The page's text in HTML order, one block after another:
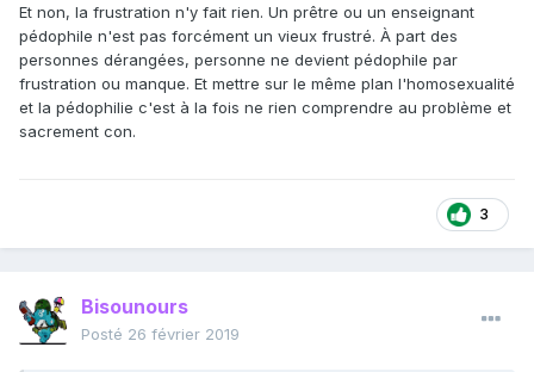
Et non, la frustration n'y fait rien. Un prêtre ou un enseignant
pédophile n'est pas forcément un vieux frustré. À part des
personnes dérangées, personne ne devient pédophile par
frustration ou manque. Et mettre sur le même plan l'homosexualité
et la pédophilie c'est à la fois ne rien comprendre au problème et
sacrement con.
3
Bisounours
Posté 26 février 2019